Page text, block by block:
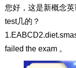
您好，这是新概念
test几的？
failed the exam 。